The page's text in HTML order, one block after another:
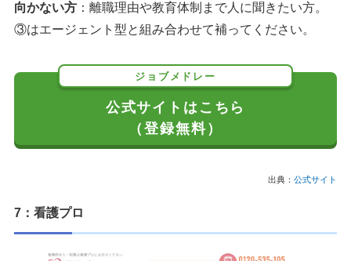
向かない方 ：離職理由や教育体制まで人に聞きたい方。
③はエージェント型と組み合わせて補ってください。
ジョブメドレー
公式サイトはこちら
（登録無料）
出典： 公式サイト
7：看護プロ